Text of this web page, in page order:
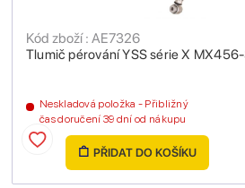
Tlumič pérování YSS série X
Kód zboží : AE7326
Neskladová položka - Přibližný
čas doručení 39 dní od nákupu
PŘIDAT DO KOŠÍKU